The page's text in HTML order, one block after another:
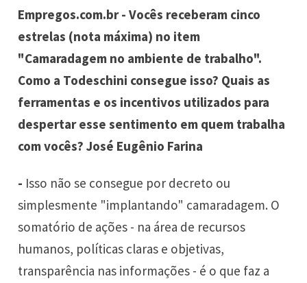
Empregos.com.br - Vocês receberam cinco
estrelas (nota máxima) no item
"Camaradagem no ambiente de trabalho".
Como a Todeschini consegue isso? Quais as
ferramentas e os incentivos utilizados para
despertar esse sentimento em quem trabalha
com vocês? José Eugênio Farina
- Isso não se consegue por decreto ou
simplesmente "implantando" camaradagem. O
somatório de ações - na área de recursos
humanos, políticas claras e objetivas,
transparência nas informações - é o que faz a